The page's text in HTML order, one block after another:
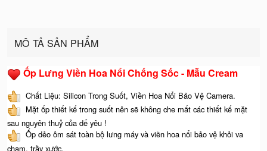
MÔ TẢ SẢN PHẨM
Ốp Lưng Viền Hoa Nổi Chống Sốc - Mẫu Cream
Chất Liệu: Silicon Trong Suốt, Viền Hoa Nổi Bảo Vệ Camera.
Mặt ốp thiết kế trong suốt nên sẽ không che mất các thiết kế mặt
sau nguyên thuỷ của dế yêu !
Ốp dẻo ôm sát toàn bộ lưng máy và viền hoa nổi bảo vệ khỏi va
chạm, trầy xước.